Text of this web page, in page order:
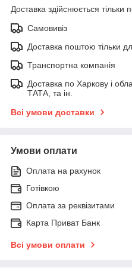
Доставка здійснюється тільки
Самовивіз
Доставка поштою тільки
Транспортна компанія
Доставка по Харкову і
ТАТА, та ін.
Всі умови доставки
Умови оплати
Оплата на рахунок
Готівкою
Оплата за реквізитами
Карта Приват Банк
Всі умови оплати